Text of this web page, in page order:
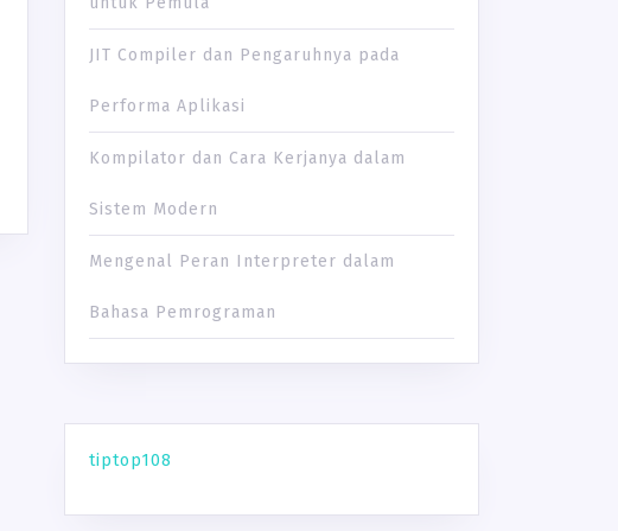
JIT Compiler dan Pengaruhnya pada
Performa Aplikasi
Kompilator dan Cara Kerjanya dalam
Sistem Modern
Mengenal Peran Interpreter dalam
Bahasa Pemrograman
tiptop108